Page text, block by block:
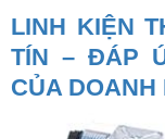
LINH KIỆN
TÍN – ĐÁP
CỦA DOANH